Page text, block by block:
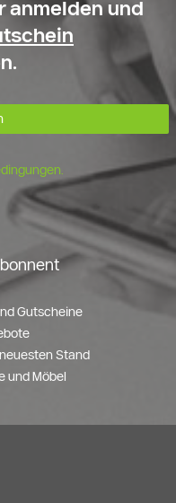
anmelden und
Gutscheine
Stand
und Möbel